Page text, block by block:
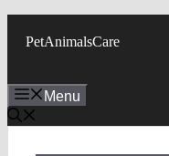
PetAnimalsCare
Menu